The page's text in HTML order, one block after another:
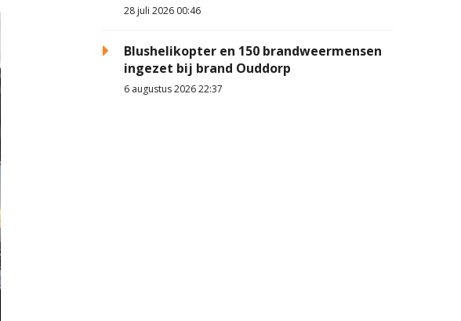
28 juli 2026 00:46
Blushelikopter en 150 brandweermensen
ingezet bij brand Ouddorp
6 augustus 2026 22:37